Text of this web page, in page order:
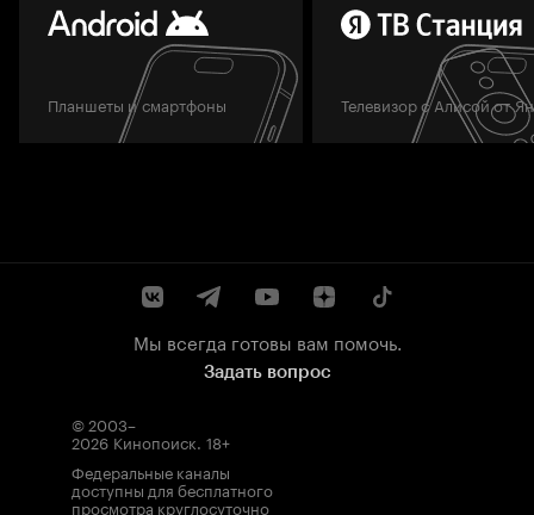
Планшеты и смартфоны Телевизор с Алисой от
Мы всегда готовы вам помочь.
Задать вопрос
© 2003–
2026 Кинопоиск. 18+
Федеральные каналы
доступны для бесплатного
просмотра круглосуточно